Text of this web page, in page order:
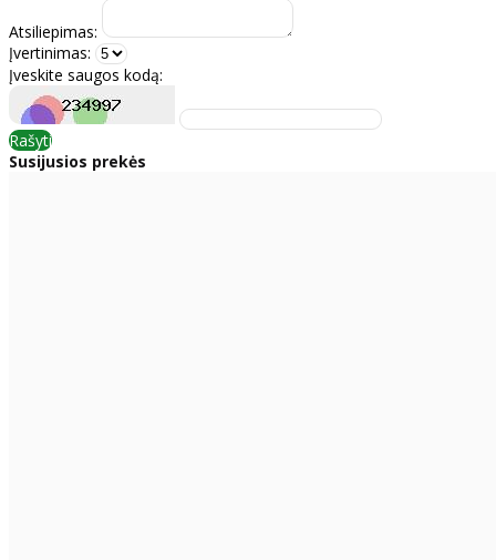
Atsiliepimas:
Įvertinimas:
Įveskite saugos kodą:
Rašyti
Susijusios prekės